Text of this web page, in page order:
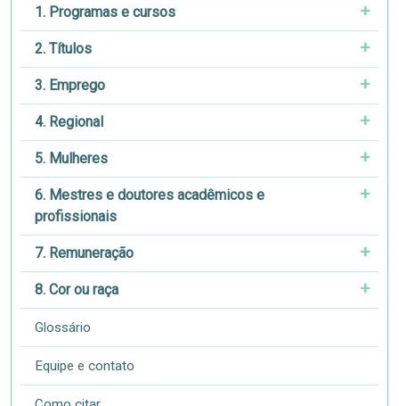
1. Programas e cursos
2. Títulos
3. Emprego
4. Regional
5. Mulheres
6. Mestres e doutores acadêmicos e
profissionais
7. Remuneração
8. Cor ou raça
Glossário
Equipe e contato